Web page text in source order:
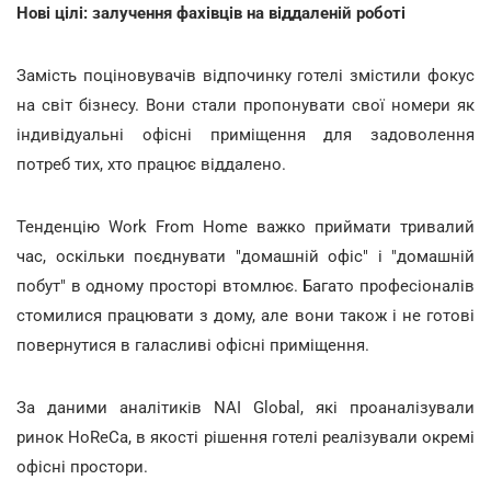
Нові цілі: залучення фахівців на віддаленій роботі
Замість поціновувачів відпочинку готелі змістили фокус
на світ бізнесу. Вони стали пропонувати свої номери як
індивідуальні офісні приміщення для задоволення
потреб тих, хто працює віддалено.
Тенденцію Work From Home важко приймати тривалий
час, оскільки поєднувати "домашній офіс" і "домашній
побут" в одному просторі втомлює. Багато професіоналів
стомилися працювати з дому, але вони також і не готові
повернутися в галасливі офісні приміщення.
За даними аналітиків NAI Global, які проаналізували
ринок HoReCa, в якості рішення готелі реалізували окремі
офісні простори.